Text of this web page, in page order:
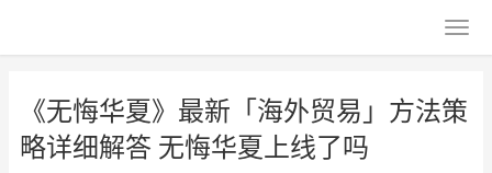
《无悔华夏》最新「海外贸易」方法策
略详细解答 无悔华夏上线了吗